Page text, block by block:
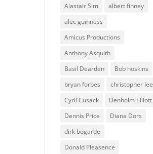
Alastair Sim
albert finney
alec guinness
Amicus Productions
Anthony Asquith
Basil Dearden
Bob hoskins
bryan forbes
christopher lee
Cyril Cusack
Denholm Elliott
Dennis Price
Diana Dors
dirk bogarde
Donald Pleasence